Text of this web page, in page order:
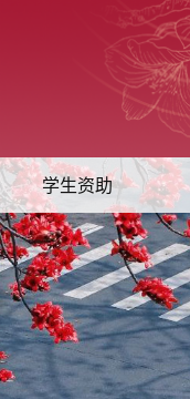
学生资助